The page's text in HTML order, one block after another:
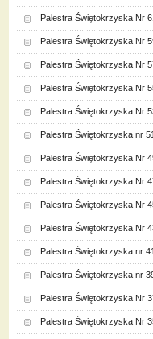
Palestra Świętokrzyska Nr
Palestra Świętokrzyska Nr
Palestra Świętokrzyska Nr
Palestra Świętokrzyska Nr
Palestra Świętokrzyska Nr
Palestra Świętokrzyska nr
Palestra Świętokrzyska Nr
Palestra Świętokrzyska Nr
Palestra Świętokrzyska Nr
Palestra Świętokrzyska Nr
Palestra Świętokrzyska nr
Palestra Świętokrzyska nr
Palestra Świętokrzyska Nr
Palestra Świętokrzyska Nr